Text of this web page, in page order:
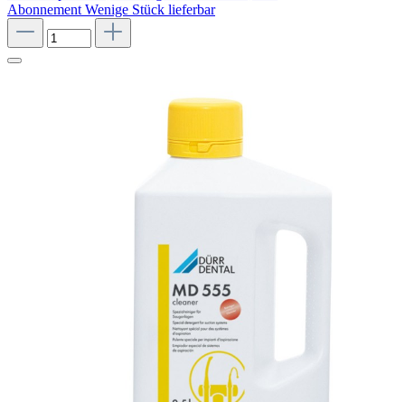
Abonnement Wenige Stück lieferbar